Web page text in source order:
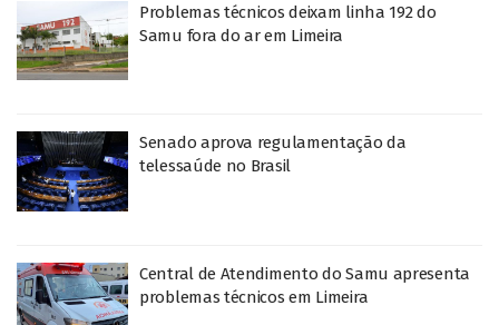
Problemas técnicos deixam linha 192 do
Samu fora do ar em Limeira
Senado aprova regulamentação da
telessaúde no Brasil
Central de Atendimento do Samu apresenta
problemas técnicos em Limeira